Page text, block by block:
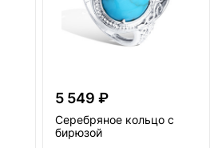
5 549 ₽
Серебряное кольцо с
бирюзой